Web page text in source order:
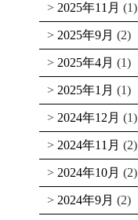
2025年11月 (1)
2025年9月 (2)
2025年4月 (1)
2025年1月 (1)
2024年12月 (1)
2024年11月 (2)
2024年10月 (2)
2024年9月 (2)